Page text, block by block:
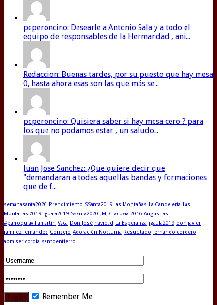
peperoncino: Desearle a Antonio Sala y a todo el
equipo de responsables de la Hermandad , ani...
Redaccion: Buenas tardes, por su puesto que hay mesa
0, hasta ahora esas son las que más se...
peperoncino: Quisiera saber si hay mesa cero ? para
los que no podamos estar , un saludo...
Juan Jose Sanchez: ¿Que quiere decir que
"demandaran a todas aquellas bandas y formaciones
que de f...
semanasanta2020 Prendimiento SSanta2019 las Montañas La Candeleria Las
Montañas 2019 iguala2019 Ssanta2020 JMJ Cracovia 2016 Angustias
#parroquiavillamartín Vaca Don José navidad La Esperanza igaula2019 don javier
ramirez fernandez Consejo Adoración Nocturna Resucitado fernando cordero
apmisericordia santoentierro
Remember Me